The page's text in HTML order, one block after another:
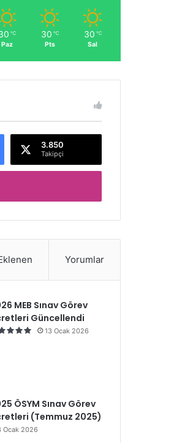
℃
Paz
30 ℃
Pts
30 ℃
Sal
3.850
Takipçi
Yorumlar
MEB Sınav Görev
Güncellendi
13 Ocak 2026
ÖSYM Sınav Görev
(Temmuz 2025)
Ocak 2026